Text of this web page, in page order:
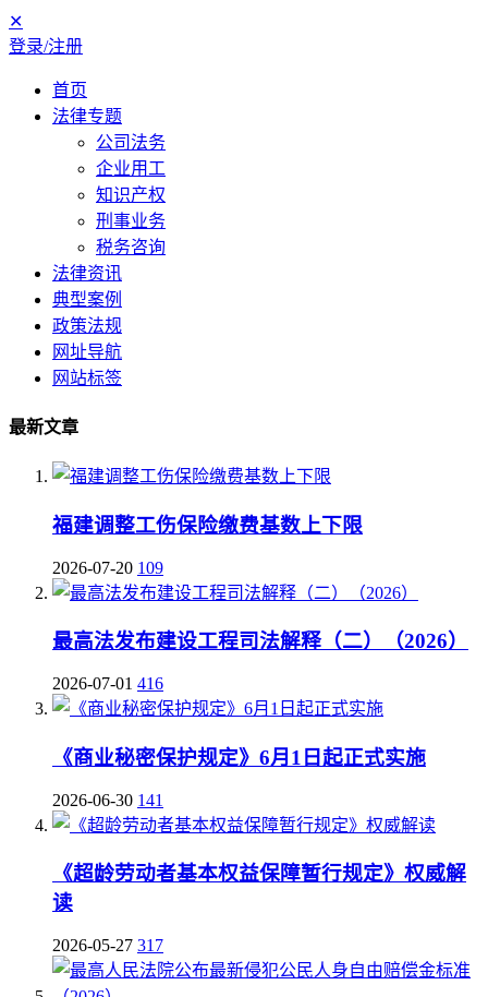
✕
登录/注册
首页
法律专题
公司法务
企业用工
知识产权
刑事业务
税务咨询
法律资讯
典型案例
政策法规
网址导航
网站标签
最新文章
福建调整工伤保险缴费基数上下限
2026-07-20 109
最高法发布建设工程司法解释（二）（2026）
2026-07-01 416
《商业秘密保护规定》6月1日起正式实施
2026-06-30 141
《超龄劳动者基本权益保障暂行规定》权威解
读
2026-05-27 317